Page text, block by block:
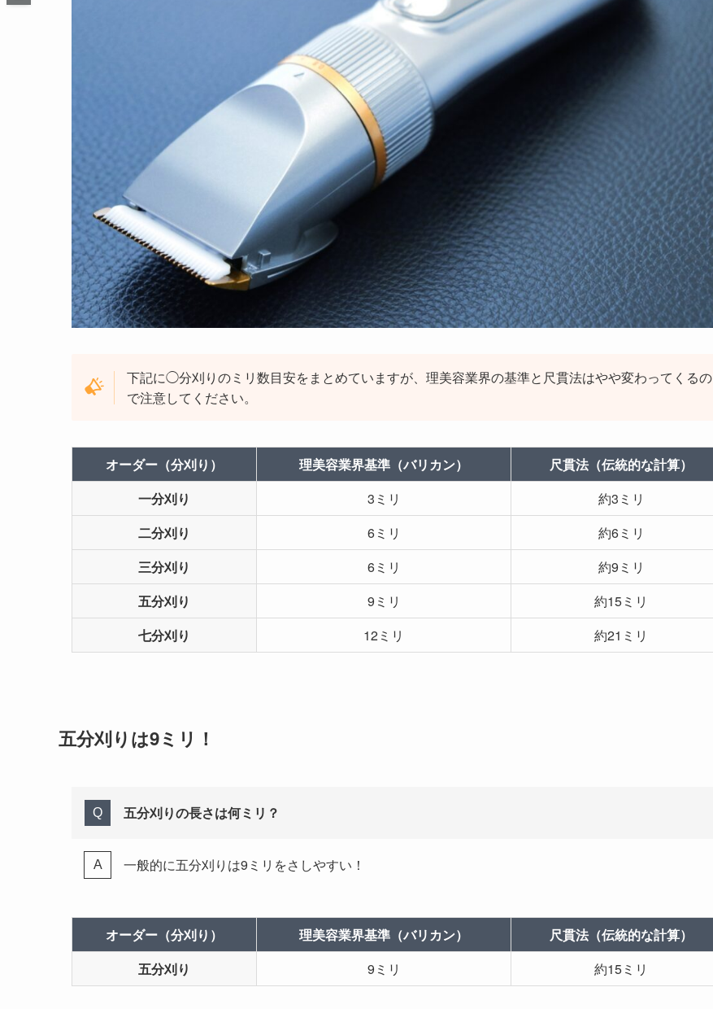
下記に◯分刈りのミリ数目安をまとめていますが、理美容業界の基準と尺貫法はやや変わってくるの
で注意してください。
オーダー（分刈り） 理美容業界基準（バリカン）
尺貫法（伝統的な計算）
一分刈り
3ミリ
約3ミリ
二分刈り
6ミリ
約6ミリ
三分刈り
6ミリ
約9ミリ
五分刈り
9ミリ
約15ミリ
七分刈り
12ミリ 約21ミリ
五分刈りは9ミリ！
五分刈りの長さは何ミリ？
一般的に五分刈りは9ミリをさしやすい！
オーダー（分刈り） 理美容業界基準（バリカン）
尺貫法（伝統的な計算）
五分刈り
9ミリ 約15ミリ